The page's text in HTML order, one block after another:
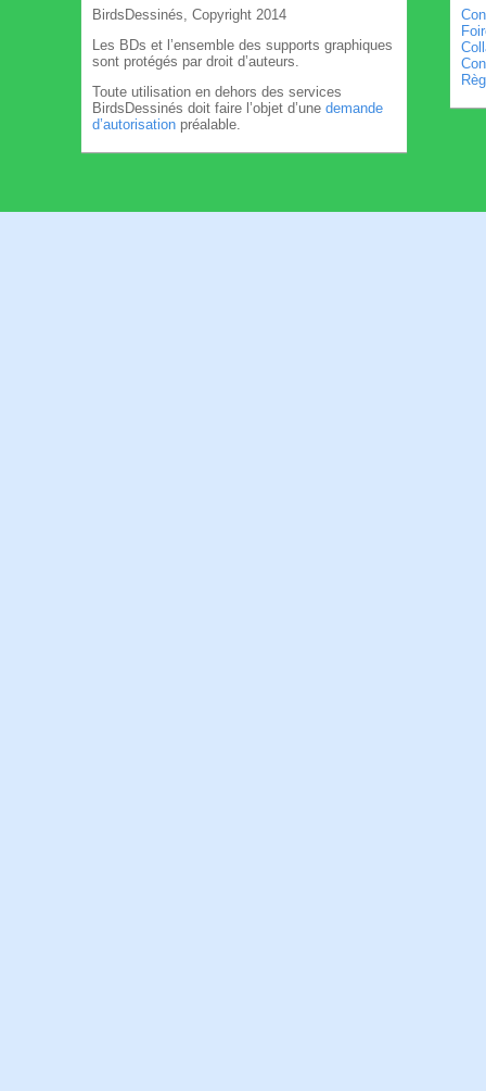
BirdsDessinés, Copyright 2014
Les BDs et l’ensemble des supports graphiques
sont protégés par droit d’auteurs.
Toute utilisation en dehors des services
BirdsDessinés doit faire l’objet d’une demande
d’autorisation préalable.